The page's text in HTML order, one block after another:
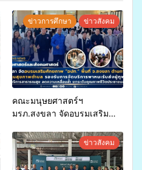
ข่าวการศึกษา ข่าวสังคม
คณะมนุษยศาสตร์ฯ
มรภ.สงขลา จัดอบรมเสริม
จ่ายงบกองทุนสุขภาพตำบล
รองรับการจัดบริการพาหนะรับ
ส่งผู้ทุพพลภาพเพื่อเข้ารับ
ข่าวสังคม